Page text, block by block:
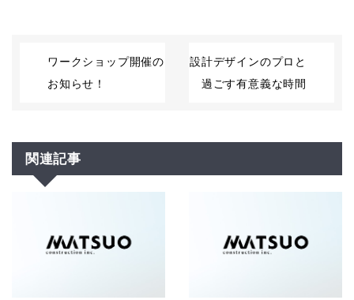
ワークショップ開催の
お知らせ！
設計デザインのプロと
過ごす有意義な時間
関連記事